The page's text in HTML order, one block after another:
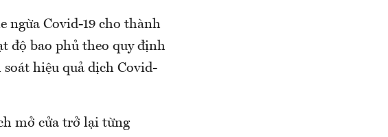
ngừa Covid-19 cho thành
độ bao phủ theo quy định
hiệu quả dịch Covid-
mở cửa trở lại từng